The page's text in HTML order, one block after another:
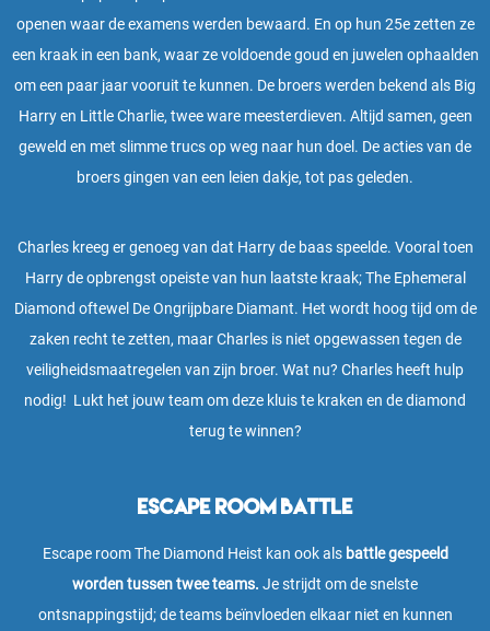
openen waar de examens werden bewaard. En op hun 25e zetten ze
een kraak in een bank, waar ze voldoende goud en juwelen ophaalden
om een paar jaar vooruit te kunnen. De broers werden bekend als Big
Harry en Little Charlie, twee ware meesterdieven. Altijd samen, geen
geweld en met slimme trucs op weg naar hun doel. De acties van de
broers gingen van een leien dakje, tot pas geleden.
Charles kreeg er genoeg van dat Harry de baas speelde. Vooral toen
Harry de opbrengst opeiste van hun laatste kraak; The Ephemeral
Diamond oftewel De Ongrijpbare Diamant. Het wordt hoog tijd om de
zaken recht te zetten, maar Charles is niet opgewassen tegen de
veiligheidsmaatregelen van zijn broer. Wat nu? Charles heeft hulp
nodig! Lukt het jouw team om deze kluis te kraken en de diamond
terug te winnen?
Escape room Battle
Escape room The Diamond Heist kan ook als battle gespeeld
worden tussen twee teams. Je strijdt om de snelste
ontsnappingstijd; de teams beïnvloeden elkaar niet en kunnen